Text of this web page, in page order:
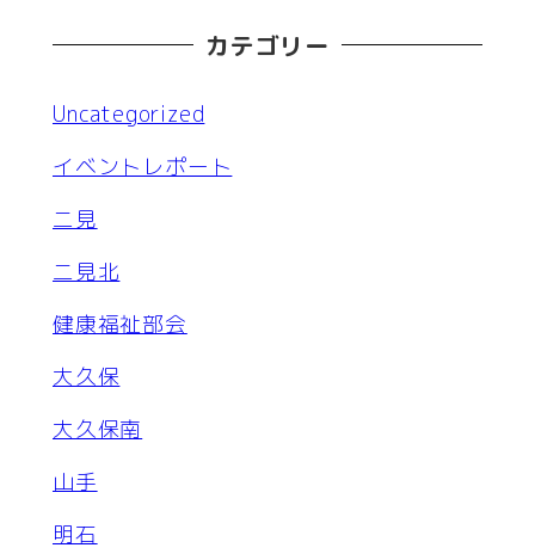
カテゴリー
Uncategorized
イベントレポート
二見
二見北
健康福祉部会
大久保
大久保南
山手
明石